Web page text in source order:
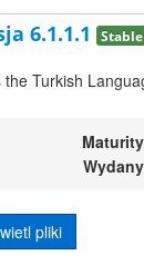
6.1.1.1 Stable
the Turkish
Maturity
Wydany
pliki